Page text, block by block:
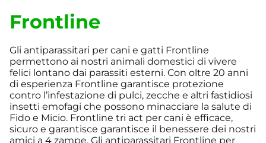
Frontline
Gli antiparassitari per cani e gatti Frontline
permettono ai nostri animali domestici di vivere
felici lontano dai parassiti esterni. Con oltre 20 anni
di esperienza Frontline garantisce protezione
contro l’infestazione di pulci, zecche e altri fastidiosi
insetti emofagi che possono minacciare la salute di
Fido e Micio. Frontline tri act per cani è efficace,
sicuro e garantisce garantisce il benessere dei nostri
amici a 4 zampe. Gli antiparassitari Frontline per